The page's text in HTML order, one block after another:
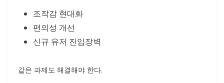
조작감 현대화
편의성 개선
신규 유저 진입장벽
같은 과제도 해결해야 한다.